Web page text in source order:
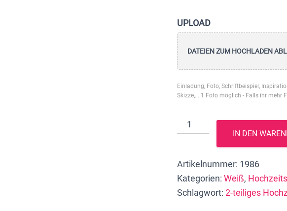
UPLOAD
DATEIEN ZUM HOCHLADEN
Einladung, Foto, Schriftbeispiel,
Skizze,... 1 Foto möglich - Falls ihr mehr
NACHHALTIGES
2-
Hochzeitskerzen-
SET
"DUO",
IN DEN
Artikelnummer: 1986
Kategorien: Weiß,
Schlagwort: 2-teiliges